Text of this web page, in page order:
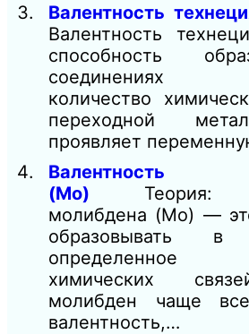
Валентность
Валентность
способность
соединениях
количество
переходной
проявляет
Валентность
(Mo) Теория:
молибдена (Mo) —
образовывать в
определенное
химических
молибден чаще
валентность,…